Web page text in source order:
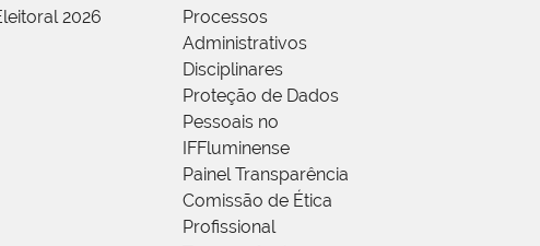
2026
Processos
Administrativos
Disciplinares
Proteção de Dados
Pessoais no
IFFluminense
Painel Transparência
Comissão de Ética
Profissional